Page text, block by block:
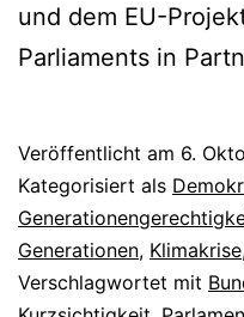
und dem EU-
Parliaments in
Veröffentlicht am 6.
Kategorisiert als
Generationen, Klimakrise
Verschlagwortet mit